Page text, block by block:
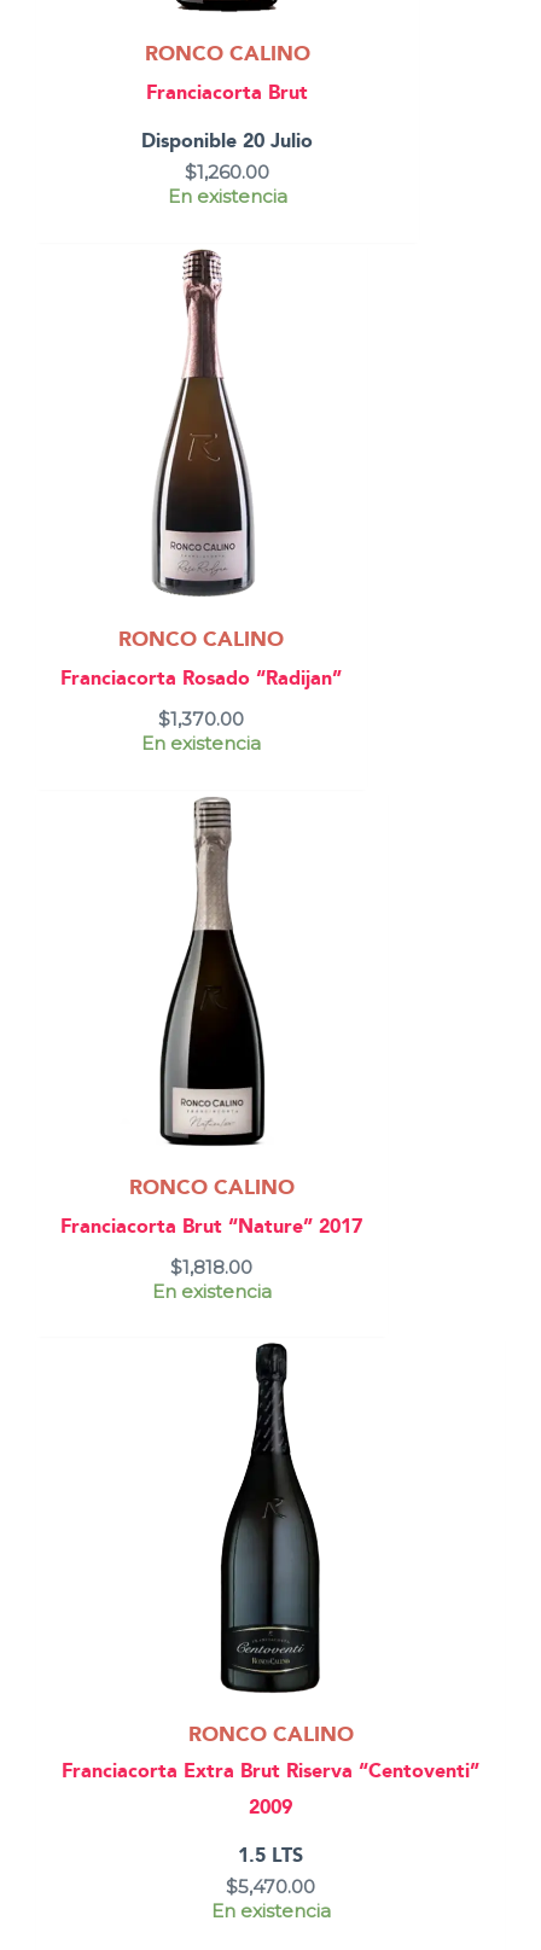
RONCO CALINO
Franciacorta Brut
Disponible 20 Julio
$1,260.00
En existencia
RONCO CALINO
Franciacorta Rosado “Radijan”
$1,370.00
En existencia
RONCO CALINO
Franciacorta Brut “Nature” 2017
$1,818.00
En existencia
RONCO CALINO
Franciacorta Extra Brut Riserva “Centoventi”
2009
1.5 LTS
$5,470.00
En existencia